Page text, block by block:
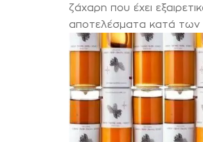
ζάχαρη που έχει
αποτελέσματα κατά των